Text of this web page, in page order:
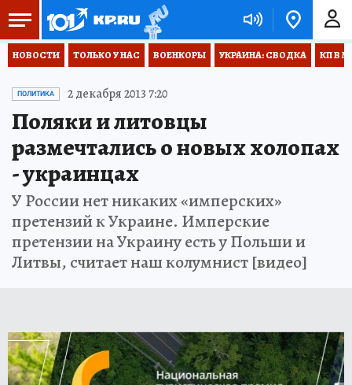
НОВОСТИ ТОЛЬКО У НАС ВОЕНКОРЫ УКРАИНА: СВОДКА КП В
ПОЛИТИКА 2 декабря 2013 7:20
Поляки и литовцы
размечтались о новых холопах
- украинцах
У России нет никаких «имперских»
претензий к Украине. Имперские
претензии на Украину есть у Польши и
Литвы, считает наш колумнист [видео]